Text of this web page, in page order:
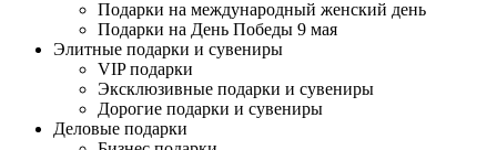
Подарки на международный женский день
Подарки на День Победы 9 мая
Элитные подарки и сувениры
VIP подарки
Эксклюзивные подарки и сувениры
Дорогие подарки и сувениры
Деловые подарки